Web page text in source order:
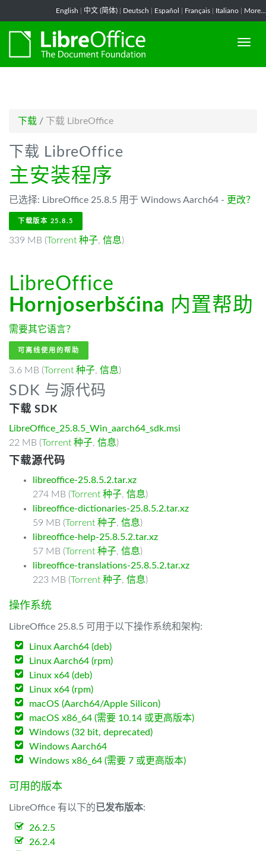
English 中文 (简体) Deutsch Español Français Italiano More...
下载 / 下载 LibreOffice
下载 LibreOffice
主安装程序
已选择: LibreOffice 25.8.5 用于 Windows Aarch64 - 更改？
下载版本 25.8.5
339 MB (Torrent 种子, 信息)
LibreOffice
Hornjoserbšćina 内置帮助
需要其它语言？
可离线使用的帮助
3.6 MB (Torrent 种子, 信息)
SDK 与源代码
下载 SDK
LibreOffice_25.8.5_Win_aarch64_sdk.msi
22 MB (Torrent 种子, 信息)
下载源代码
libreoffice-25.8.5.2.tar.xz
274 MB (Torrent 种子, 信息)
libreoffice-dictionaries-25.8.5.2.tar.xz
59 MB (Torrent 种子, 信息)
libreoffice-help-25.8.5.2.tar.xz
57 MB (Torrent 种子, 信息)
libreoffice-translations-25.8.5.2.tar.xz
223 MB (Torrent 种子, 信息)
操作系统
LibreOffice 25.8.5 可用于以下操作系统和架构:
Linux Aarch64 (deb)
Linux Aarch64 (rpm)
Linux x64 (deb)
Linux x64 (rpm)
macOS (Aarch64/Apple Silicon)
macOS x86_64 (需要 10.14 或更高版本)
Windows (32 bit, deprecated)
Windows Aarch64
Windows x86_64 (需要 7 或更高版本)
可用的版本
LibreOffice 有以下的已发布版本:
26.2.5
26.2.4